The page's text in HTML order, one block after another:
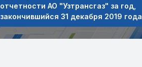
отчетности АО "Узтрансгаз" за год,
закончившийся 31 декабря 2019 года